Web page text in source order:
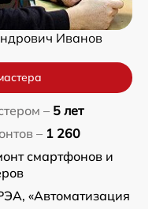
Иванов
– 5 лет
– 1 260
смартфонов и
«Автоматизация